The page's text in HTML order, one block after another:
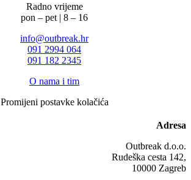
Radno vrijeme
pon – pet | 8 – 16
info@outbreak.hr
‪091 2994 064
091 182 2345
O nama i tim
Promijeni postavke kolačića
Adresa
Outbreak d.o.o.
Rudeška cesta 142,
10000 Zagreb